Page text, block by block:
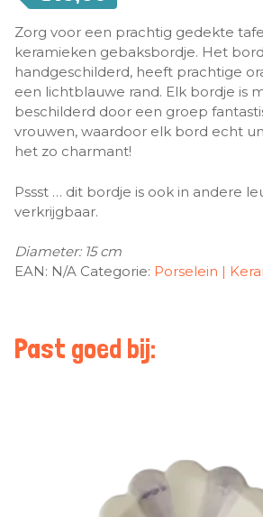
Zorg voor een prachtig gedekte
keramieken gebaksbordje. Het
handgeschilderd, heeft prachtige
een lichtblauwe rand. Elk bordje is
beschilderd door een groep
vrouwen, waardoor elk bord echt
het zo charmant!
Pssst … dit bordje is ook in andere
verkrijgbaar.
Diameter: 15 cm
EAN: N/A Categorie: Porselein |
Past goed bij: